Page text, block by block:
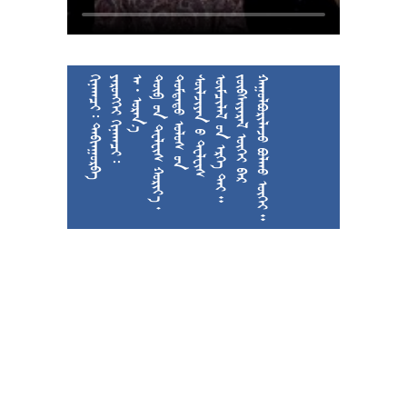
      
































































 






































